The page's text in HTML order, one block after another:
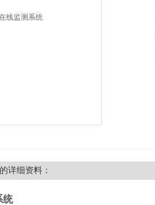
的详细资料：
统